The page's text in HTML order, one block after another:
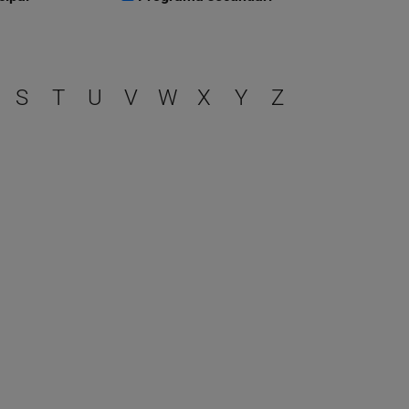
S T U V W X Y Z